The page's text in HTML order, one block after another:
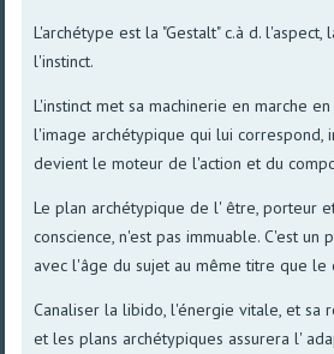
L'archétype est la "Gestalt" c.à d.
l'instinct.
L'instinct met sa machinerie en marche
l'image archétypique qui lui correspond,
devient le moteur de l'action et du
Le plan archétypique de l' être, porteur
conscience, n'est pas immuable. C'est un
avec l'âge du sujet au même titre que le
Canaliser la libido, l'énergie vitale, et sa
et les plans archétypiques assurera l'